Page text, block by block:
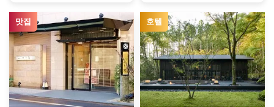
맛집 호텔